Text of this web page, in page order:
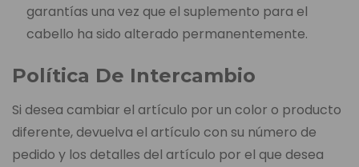
garantías una vez que el suplemento para el
cabello ha sido alterado permanentemente.
Política De Intercambio
Si desea cambiar el artículo por un color o producto
diferente, devuelva el artículo con su número de
pedido y los detalles del artículo por el que desea